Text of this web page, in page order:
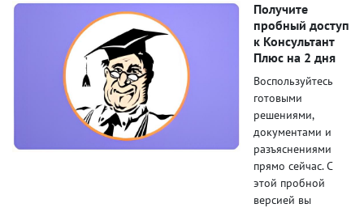
Получите
пробный доступ
к Консультант
Плюс на 2 дня
Воспользуйтесь
готовыми
решениями,
документами и
разъяснениями
прямо сейчас. С
этой пробной
версией вы